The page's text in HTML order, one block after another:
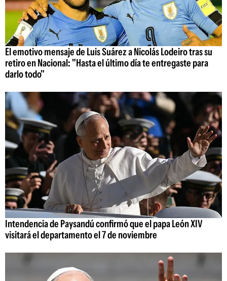
El emotivo mensaje de Luis Suárez a Nicolás Lodeiro tras su
retiro en Nacional: "Hasta el último día te entregaste para
darlo todo"
Intendencia de Paysandú confirmó que el papa León XIV
visitará el departamento el 7 de noviembre